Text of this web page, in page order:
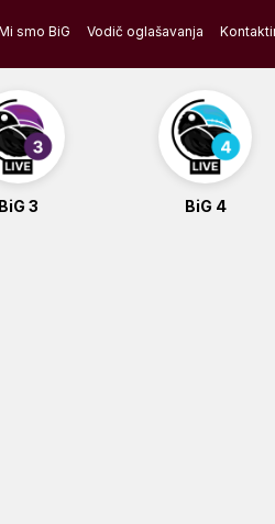
smo BiG Vodič oglašavanja
BiG 3 BiG 4